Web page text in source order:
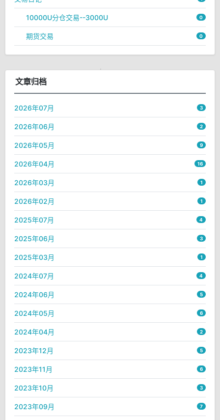
10000U分仓交易--3000U 0
期货交易 0
文章归档
2026年07月 3
2026年06月 2
2026年05月 9
2026年04月 16
2026年03月 1
2026年02月 1
2025年07月 4
2025年06月 3
2025年03月 1
2024年07月 4
2024年06月 5
2024年05月 6
2024年04月 2
2023年12月 5
2023年11月 6
2023年10月 3
2023年09月 7